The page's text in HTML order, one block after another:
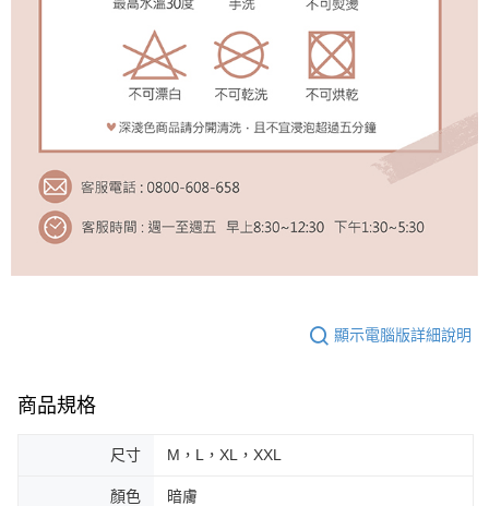
顯示電腦版詳細說明
商品規格
尺寸 M，L，XL，XXL
顏色 暗膚